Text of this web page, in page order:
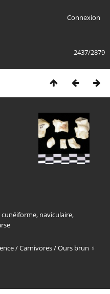
Connexion
2437/2879
cunéiforme, naviculaire,
/Carnivores/Ours brun ♀